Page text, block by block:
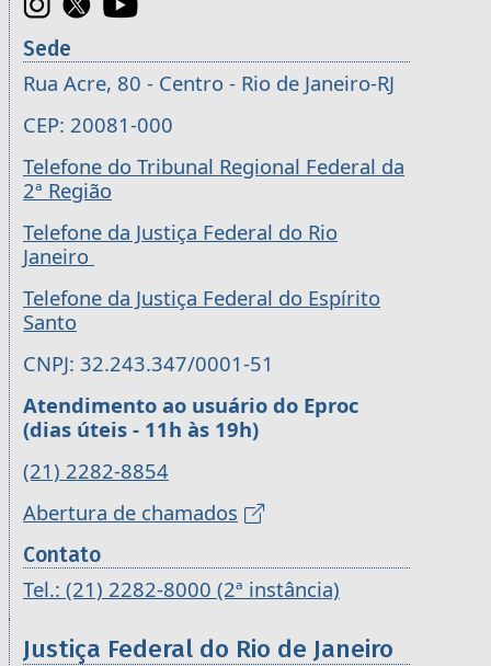
Sede
Rua Acre, 80 - Centro - Rio de Janeiro-RJ
CEP: 20081-000
Telefone do Tribunal Regional Federal da
2ª Região
Telefone da Justiça Federal do Rio
Janeiro
Telefone da Justiça Federal do Espírito
Santo
CNPJ: 32.243.347/0001-51
Atendimento ao usuário do Eproc
(dias úteis - 11h às 19h)
(21) 2282-8854
Abertura de chamados
Contato
Tel.: (21) 2282-8000 (2ª instância)
Justiça Federal do Rio de Janeiro